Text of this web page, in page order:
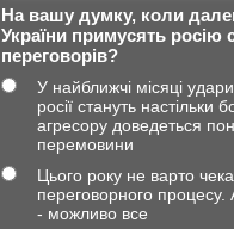
На вашу думку, коли
України примусять росію
переговорів?
У найближчі місяці
росії стануть
агресору доведеться
перемовини
Цього року не варто
переговорного процесу.
- можливо все